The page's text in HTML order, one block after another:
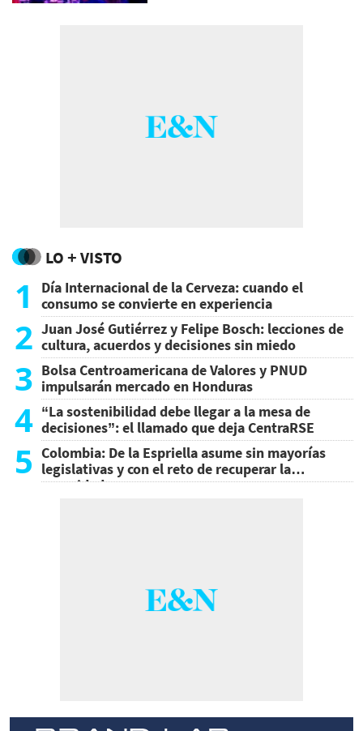
LO + VISTO
1
Día Internacional de la Cerveza: cuando el
consumo se convierte en experiencia
2 Juan José Gutiérrez y Felipe Bosch: lecciones de
cultura, acuerdos y decisiones sin miedo
3 Bolsa Centroamericana de Valores y PNUD
impulsarán mercado en Honduras
4 “La sostenibilidad debe llegar a la mesa de
decisiones”: el llamado que deja CentraRSE
5 Colombia: De la Espriella asume sin mayorías
legislativas y con el reto de recuperar la
seguridad